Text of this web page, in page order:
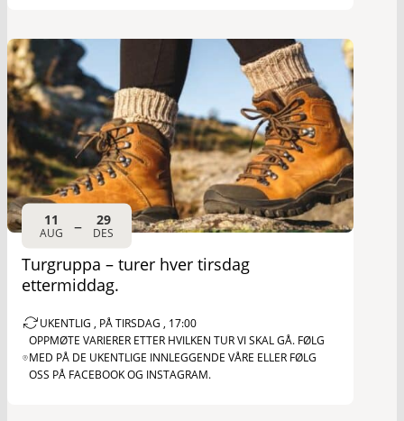
11
AUG – 29
DES
Turgruppa – turer hver tirsdag
ettermiddag.
UKENTLIG , PÅ TIRSDAG , 17:00
OPPMØTE VARIERER ETTER HVILKEN TUR VI SKAL GÅ. FØLG
MED PÅ DE UKENTLIGE INNLEGGENDE VÅRE ELLER FØLG
OSS PÅ FACEBOOK OG INSTAGRAM.